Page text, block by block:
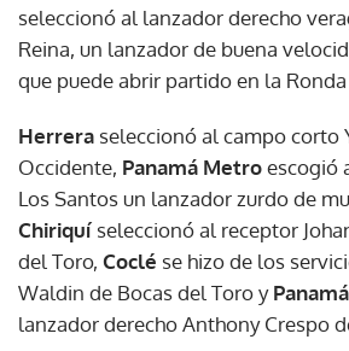
seleccionó al lanzador derecho
Reina, un lanzador de buena
que puede abrir partido en la Ronda
Herrera seleccionó al campo corto
Occidente, Panamá Metroescogió
Los Santos un lanzador zurdo de
Chiriquí seleccionó al receptor
del Toro, Coclé se hizo de los
Waldin de Bocas del Toro y
lanzador derecho Anthony Crespo